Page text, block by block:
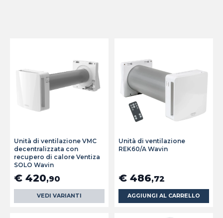
Unità di ventilazione VMC
decentralizzata con
recupero di calore Ventiza
SOLO Wavin
€ 420,90
VEDI VARIANTI
Unità di ventilazione
REK60/A Wavin
€ 486,72
AGGIUNGI AL CARRELLO